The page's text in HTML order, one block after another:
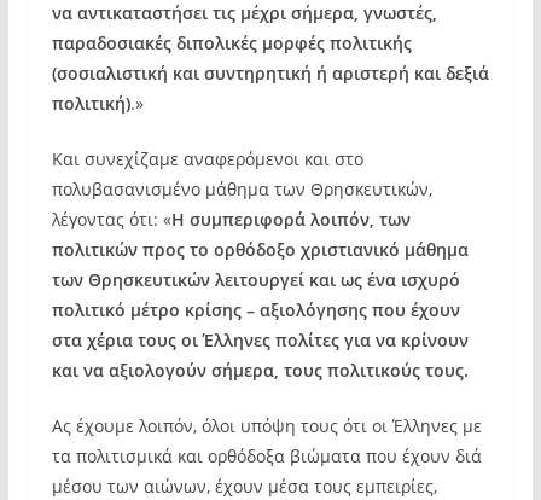
να αντικαταστήσει τις μέχρι σήμερα, γνωστές,
παραδοσιακές διπολικές μορφές πολιτικής
(σοσιαλιστική και συντηρητική ή αριστερή και δεξιά
πολιτική).»
Και συνεχίζαμε αναφερόμενοι και στο
πολυβασανισμένο μάθημα των Θρησκευτικών,
λέγοντας ότι: «Η συμπεριφορά λοιπόν, των
πολιτικών προς το ορθόδοξο χριστιανικό μάθημα
των Θρησκευτικών λειτουργεί και ως ένα ισχυρό
πολιτικό μέτρο κρίσης – αξιολόγησης που έχουν
στα χέρια τους οι Έλληνες πολίτες για να κρίνουν
και να αξιολογούν σήμερα, τους πολιτικούς τους.
Ας έχουμε λοιπόν, όλοι υπόψη τους ότι οι Έλληνες με
τα πολιτισμικά και ορθόδοξα βιώματα που έχουν διά
μέσου των αιώνων, έχουν μέσα τους εμπειρίες,